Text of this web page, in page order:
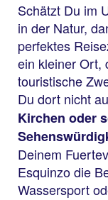
Schätzt Du im
in der Natur,
perfektes
ein kleiner Ort,
touristische
Du dort nicht
Kirchen oder
Deinem
Esquinzo die
Wassersport